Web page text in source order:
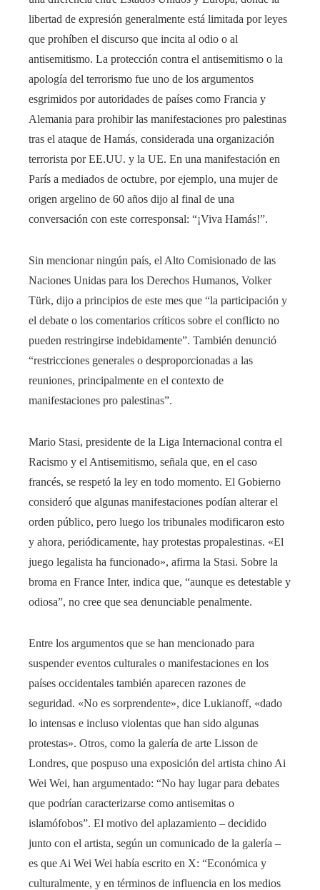
libertad de expresión generalmente está limitada por leyes
que prohíben el discurso que incita al odio o al
antisemitismo. La protección contra el antisemitismo o la
apología del terrorismo fue uno de los argumentos
esgrimidos por autoridades de países como Francia y
Alemania para prohibir las manifestaciones pro palestinas
tras el ataque de Hamás, considerada una organización
terrorista por EE.UU. y la UE. En una manifestación en
París a mediados de octubre, por ejemplo, una mujer de
origen argelino de 60 años dijo al final de una
conversación con este corresponsal: “¡Viva Hamás!”.
Sin mencionar ningún país, el Alto Comisionado de las
Naciones Unidas para los Derechos Humanos, Volker
Türk, dijo a principios de este mes que “la participación y
el debate o los comentarios críticos sobre el conflicto no
pueden restringirse indebidamente”. También denunció
“restricciones generales o desproporcionadas a las
reuniones, principalmente en el contexto de
manifestaciones pro palestinas”.
Mario Stasi, presidente de la Liga Internacional contra el
Racismo y el Antisemitismo, señala que, en el caso
francés, se respetó la ley en todo momento. El Gobierno
consideró que algunas manifestaciones podían alterar el
orden público, pero luego los tribunales modificaron esto
y ahora, periódicamente, hay protestas propalestinas. «El
juego legalista ha funcionado», afirma la Stasi. Sobre la
broma en France Inter, indica que, “aunque es detestable y
odiosa”, no cree que sea denunciable penalmente.
Entre los argumentos que se han mencionado para
suspender eventos culturales o manifestaciones en los
países occidentales también aparecen razones de
seguridad. «No es sorprendente», dice Lukianoff, «dado
lo intensas e incluso violentas que han sido algunas
protestas». Otros, como la galería de arte Lisson de
Londres, que pospuso una exposición del artista chino Ai
Wei Wei, han argumentado: “No hay lugar para debates
que podrían caracterizarse como antisemitas o
islamófobos”. El motivo del aplazamiento – decidido
junto con el artista, según un comunicado de la galería –
es que Ai Wei Wei había escrito en X: “Económica y
culturalmente, y en términos de influencia en los medios